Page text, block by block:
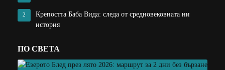
2
Крепостта Баба Вида: следа от средновековната ни
история
ПО СВЕТА